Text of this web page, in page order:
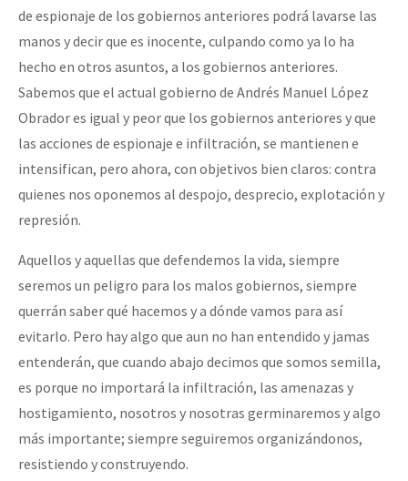
de espionaje de los gobiernos anteriores podrá lavarse las
manos y decir que es inocente, culpando como ya lo ha
hecho en otros asuntos, a los gobiernos anteriores.
Sabemos que el actual gobierno de Andrés Manuel López
Obrador es igual y peor que los gobiernos anteriores y que
las acciones de espionaje e infiltración, se mantienen e
intensifican, pero ahora, con objetivos bien claros: contra
quienes nos oponemos al despojo, desprecio, explotación y
represión.
Aquellos y aquellas que defendemos la vida, siempre
seremos un peligro para los malos gobiernos, siempre
querrán saber qué hacemos y a dónde vamos para así
evitarlo. Pero hay algo que aun no han entendido y jamas
entenderán, que cuando abajo decimos que somos semilla,
es porque no importará la infiltración, las amenazas y
hostigamiento, nosotros y nosotras germinaremos y algo
más importante; siempre seguiremos organizándonos,
resistiendo y construyendo.